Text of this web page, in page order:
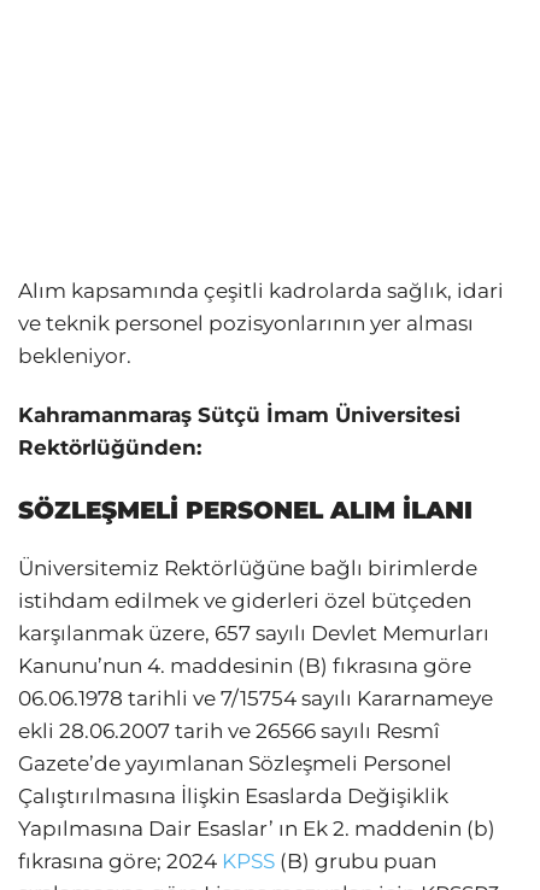
Alım kapsamında çeşitli kadrolarda sağlık, idari
ve teknik personel pozisyonlarının yer alması
bekleniyor.
Kahramanmaraş Sütçü İmam Üniversitesi
Rektörlüğünden:
SÖZLEŞMELİ PERSONEL ALIM İLANI
Üniversitemiz Rektörlüğüne bağlı birimlerde
istihdam edilmek ve giderleri özel bütçeden
karşılanmak üzere, 657 sayılı Devlet Memurları
Kanunu’nun 4. maddesinin (B) fıkrasına göre
06.06.1978 tarihli ve 7/15754 sayılı Kararnameye
ekli 28.06.2007 tarih ve 26566 sayılı Resmî
Gazete’de yayımlanan Sözleşmeli Personel
Çalıştırılmasına İlişkin Esaslarda Değişiklik
Yapılmasına Dair Esaslar’ ın Ek 2. maddenin (b)
fıkrasına göre; 2024 KPSS (B) grubu puan